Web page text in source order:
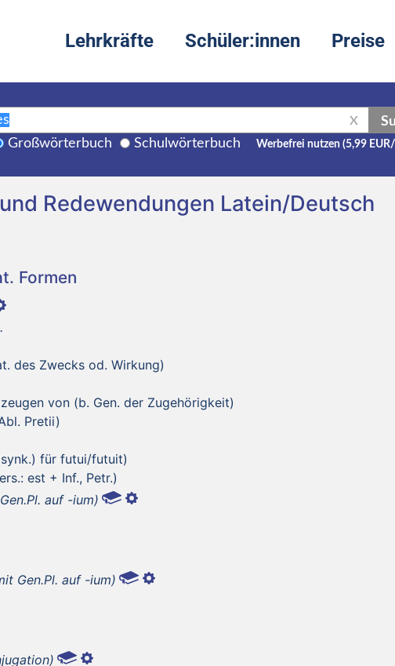
Lehrkräfte Schüler:innen Preise
X
Großwörterbuch Schulwörterbuch Werbefrei nutzen (5,99
Redewendungen Latein/Deutsch
Formen
des Zwecks od. Wirkung)
von (b. Gen. der Zugehörigkeit)
Pretii)
für futui/futuit)
est + Inf., Petr.)
auf -ium)
Gen.Pl. auf -ium)